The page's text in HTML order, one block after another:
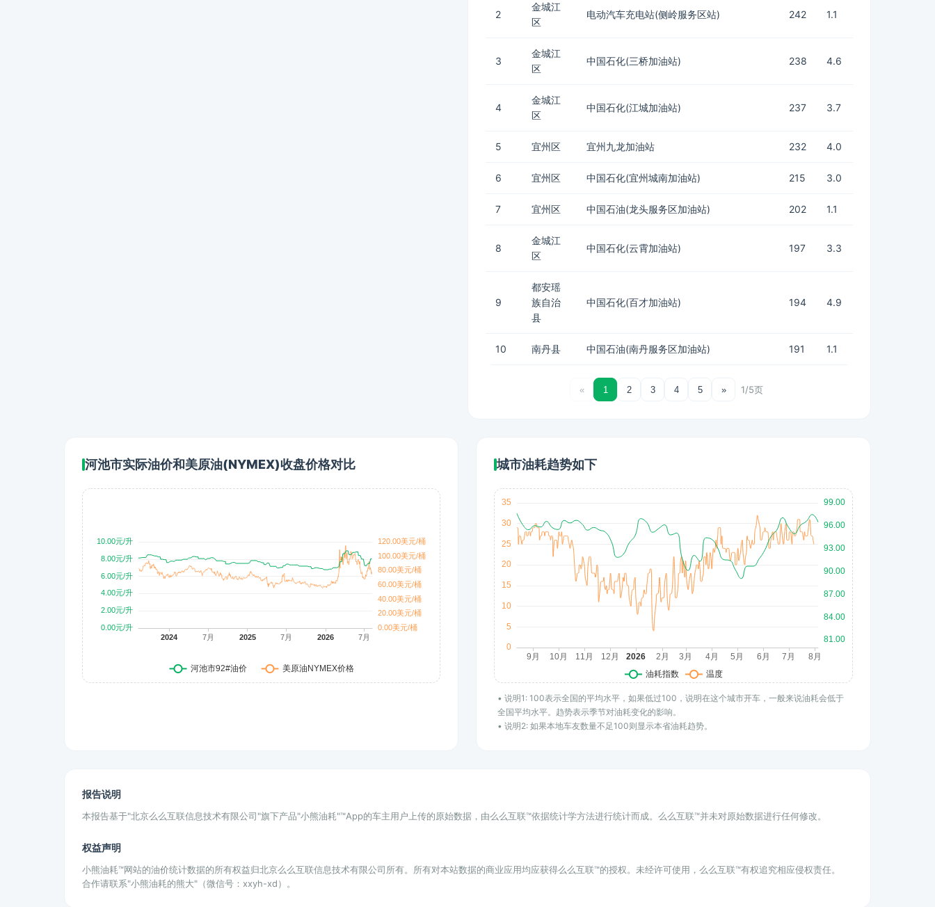
2
金城江
区
电动汽车充电站(侧岭服务区站) 242 1.1
3
金城江
区
中国石化(三桥加油站) 238 4.6
4
金城江
区
中国石化(江城加油站) 237 3.7
5 宜州区 宜州九龙加油站 232 4.0
6 宜州区 中国石化(宜州城南加油站) 215 3.0
7 宜州区 中国石油(龙头服务区加油站) 202 1.1
8
金城江
区
中国石化(云霄加油站) 197 3.3
9
都安瑶
族自治
县
中国石化(百才加油站) 194 4.9
10 南丹县 中国石油(南丹服务区加油站) 191 1.1
« 1 2 3 4 5 » 1/5页
河池市实际油价和美原油(NYMEX)收盘价格对比 城市油耗趋势如下
• 说明1: 100表示全国的平均水平，如果低过100，说明在这个城市开车，一般来说油耗会低于
全国平均水平。趋势表示季节对油耗变化的影响。
• 说明2: 如果本地车友数量不足100则显示本省油耗趋势。
报告说明
本报告基于"北京么么互联信息技术有限公司"旗下产品"小熊油耗"™App的车主用户上传的原始数据，由么么互联™依据统计学方法进行统计而成。么么互联™并未对原始数据进行任何修改。
权益声明
小熊油耗™网站的油价统计数据的所有权益归北京么么互联信息技术有限公司所有。所有对本站数据的商业应用均应获得么么互联™的授权。未经许可使用，么么互联™有权追究相应侵权责任。
合作请联系"小熊油耗的熊大"（微信号：xxyh-xd）。